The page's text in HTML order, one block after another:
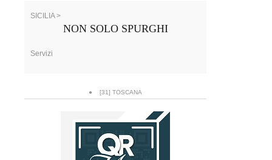
SICILIA >
NON SOLO SPURGHI
Servizi
[31] TOSCANA